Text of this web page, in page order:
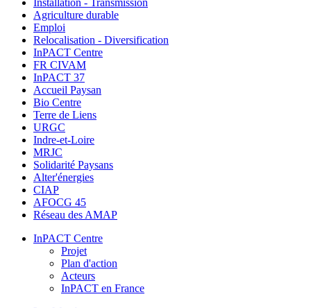
Installation - Transmission
Agriculture durable
Emploi
Relocalisation - Diversification
InPACT Centre
FR CIVAM
InPACT 37
Accueil Paysan
Bio Centre
Terre de Liens
URGC
Indre-et-Loire
MRJC
Solidarité Paysans
Alter'énergies
CIAP
AFOCG 45
Réseau des AMAP
InPACT Centre
Projet
Plan d'action
Acteurs
InPACT en France